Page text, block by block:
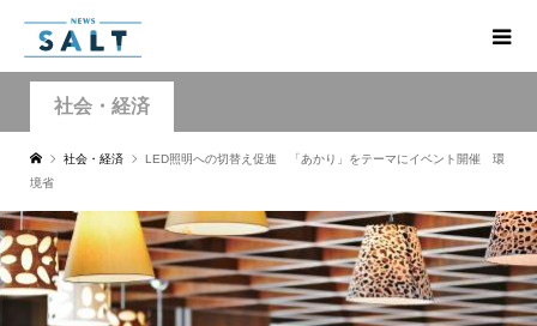
社会・経済
社会・経済
LED照明への切替え促進 「あかり」をテーマにイベント開催 環
境省